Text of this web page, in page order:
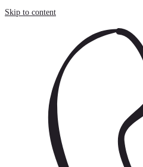
Panneau de gestion des cookies
Skip to content